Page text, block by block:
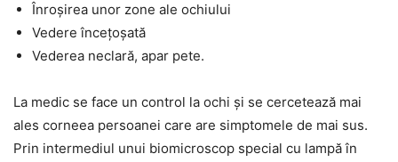
Înroșirea unor zone ale ochiului
Vedere încețoșată
Vederea neclară, apar pete.
La medic se face un control la ochi și se cercetează mai
ales corneea persoanei care are simptomele de mai sus.
Prin intermediul unui biomicroscop special cu lampă în